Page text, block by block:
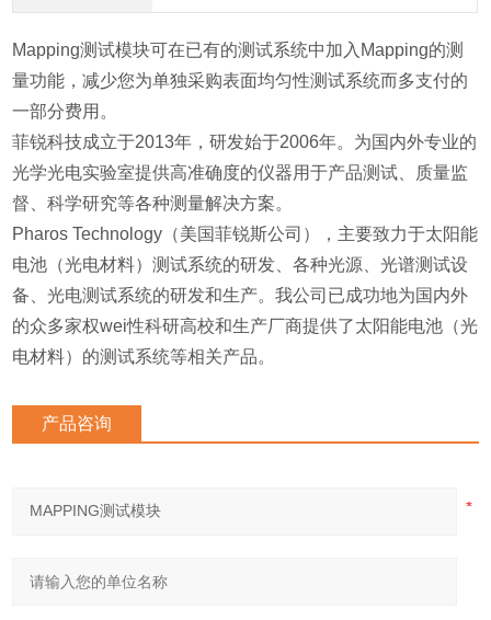
Mapping测试模块可在已有的测试系统中加入Mapping的测
量功能，减少您为单独采购表面均匀性测试系统而多支付的
一部分费用。
菲锐科技成立于2013年，研发始于2006年。为国内外专业的
光学光电实验室提供高准确度的仪器用于产品测试、质量监
督、科学研究等各种测量解决方案。
Pharos Technology（美国菲锐斯公司），主要致力于太阳能
电池（光电材料）测试系统的研发、各种光源、光谱测试设
备、光电测试系统的研发和生产。我公司已成功地为国内外
的众多家权wei性科研高校和生产厂商提供了太阳能电池（光
电材料）的测试系统等相关产品。
产品咨询